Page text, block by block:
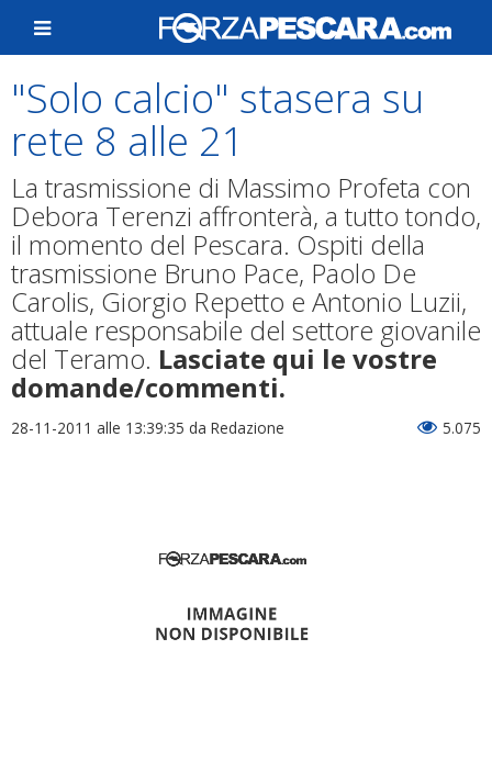
"Solo calcio" stasera su
rete 8 alle 21
La trasmissione di Massimo Profeta con
Debora Terenzi affronterà, a tutto tondo,
il momento del Pescara. Ospiti della
trasmissione Bruno Pace, Paolo De
Carolis, Giorgio Repetto e Antonio Luzii,
attuale responsabile del settore giovanile
del Teramo. Lasciate qui le vostre
domande/commenti.
28-11-2011 alle 13:39:35 da Redazione 5.075